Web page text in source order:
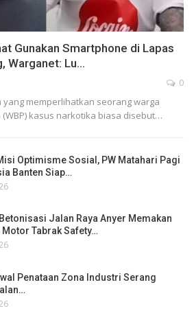
Gunakan Smartphone di Lapas
Warganet: Lu…
0
yang memperlihatkan seorang warga
kasus narkotika biasa disebut…
Optimisme Sosial, PW Matahari Pagi
Banten Siap…
Jalan Raya Anyer Memakan
Motor Tabrak Safety…
Penataan Zona Industri Serang